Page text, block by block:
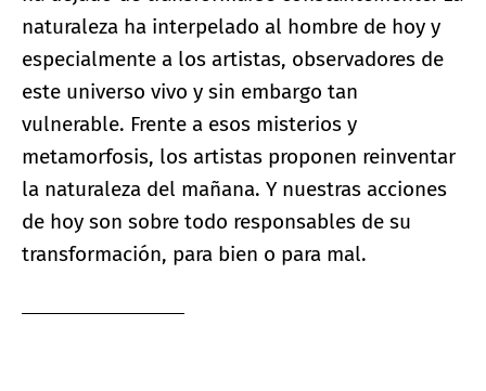
naturaleza ha interpelado al hombre de hoy y
especialmente a los artistas, observadores de
este universo vivo y sin embargo tan
vulnerable. Frente a esos misterios y
metamorfosis, los artistas proponen reinventar
la naturaleza del mañana. Y nuestras acciones
de hoy son sobre todo responsables de su
transformación, para bien o para mal.